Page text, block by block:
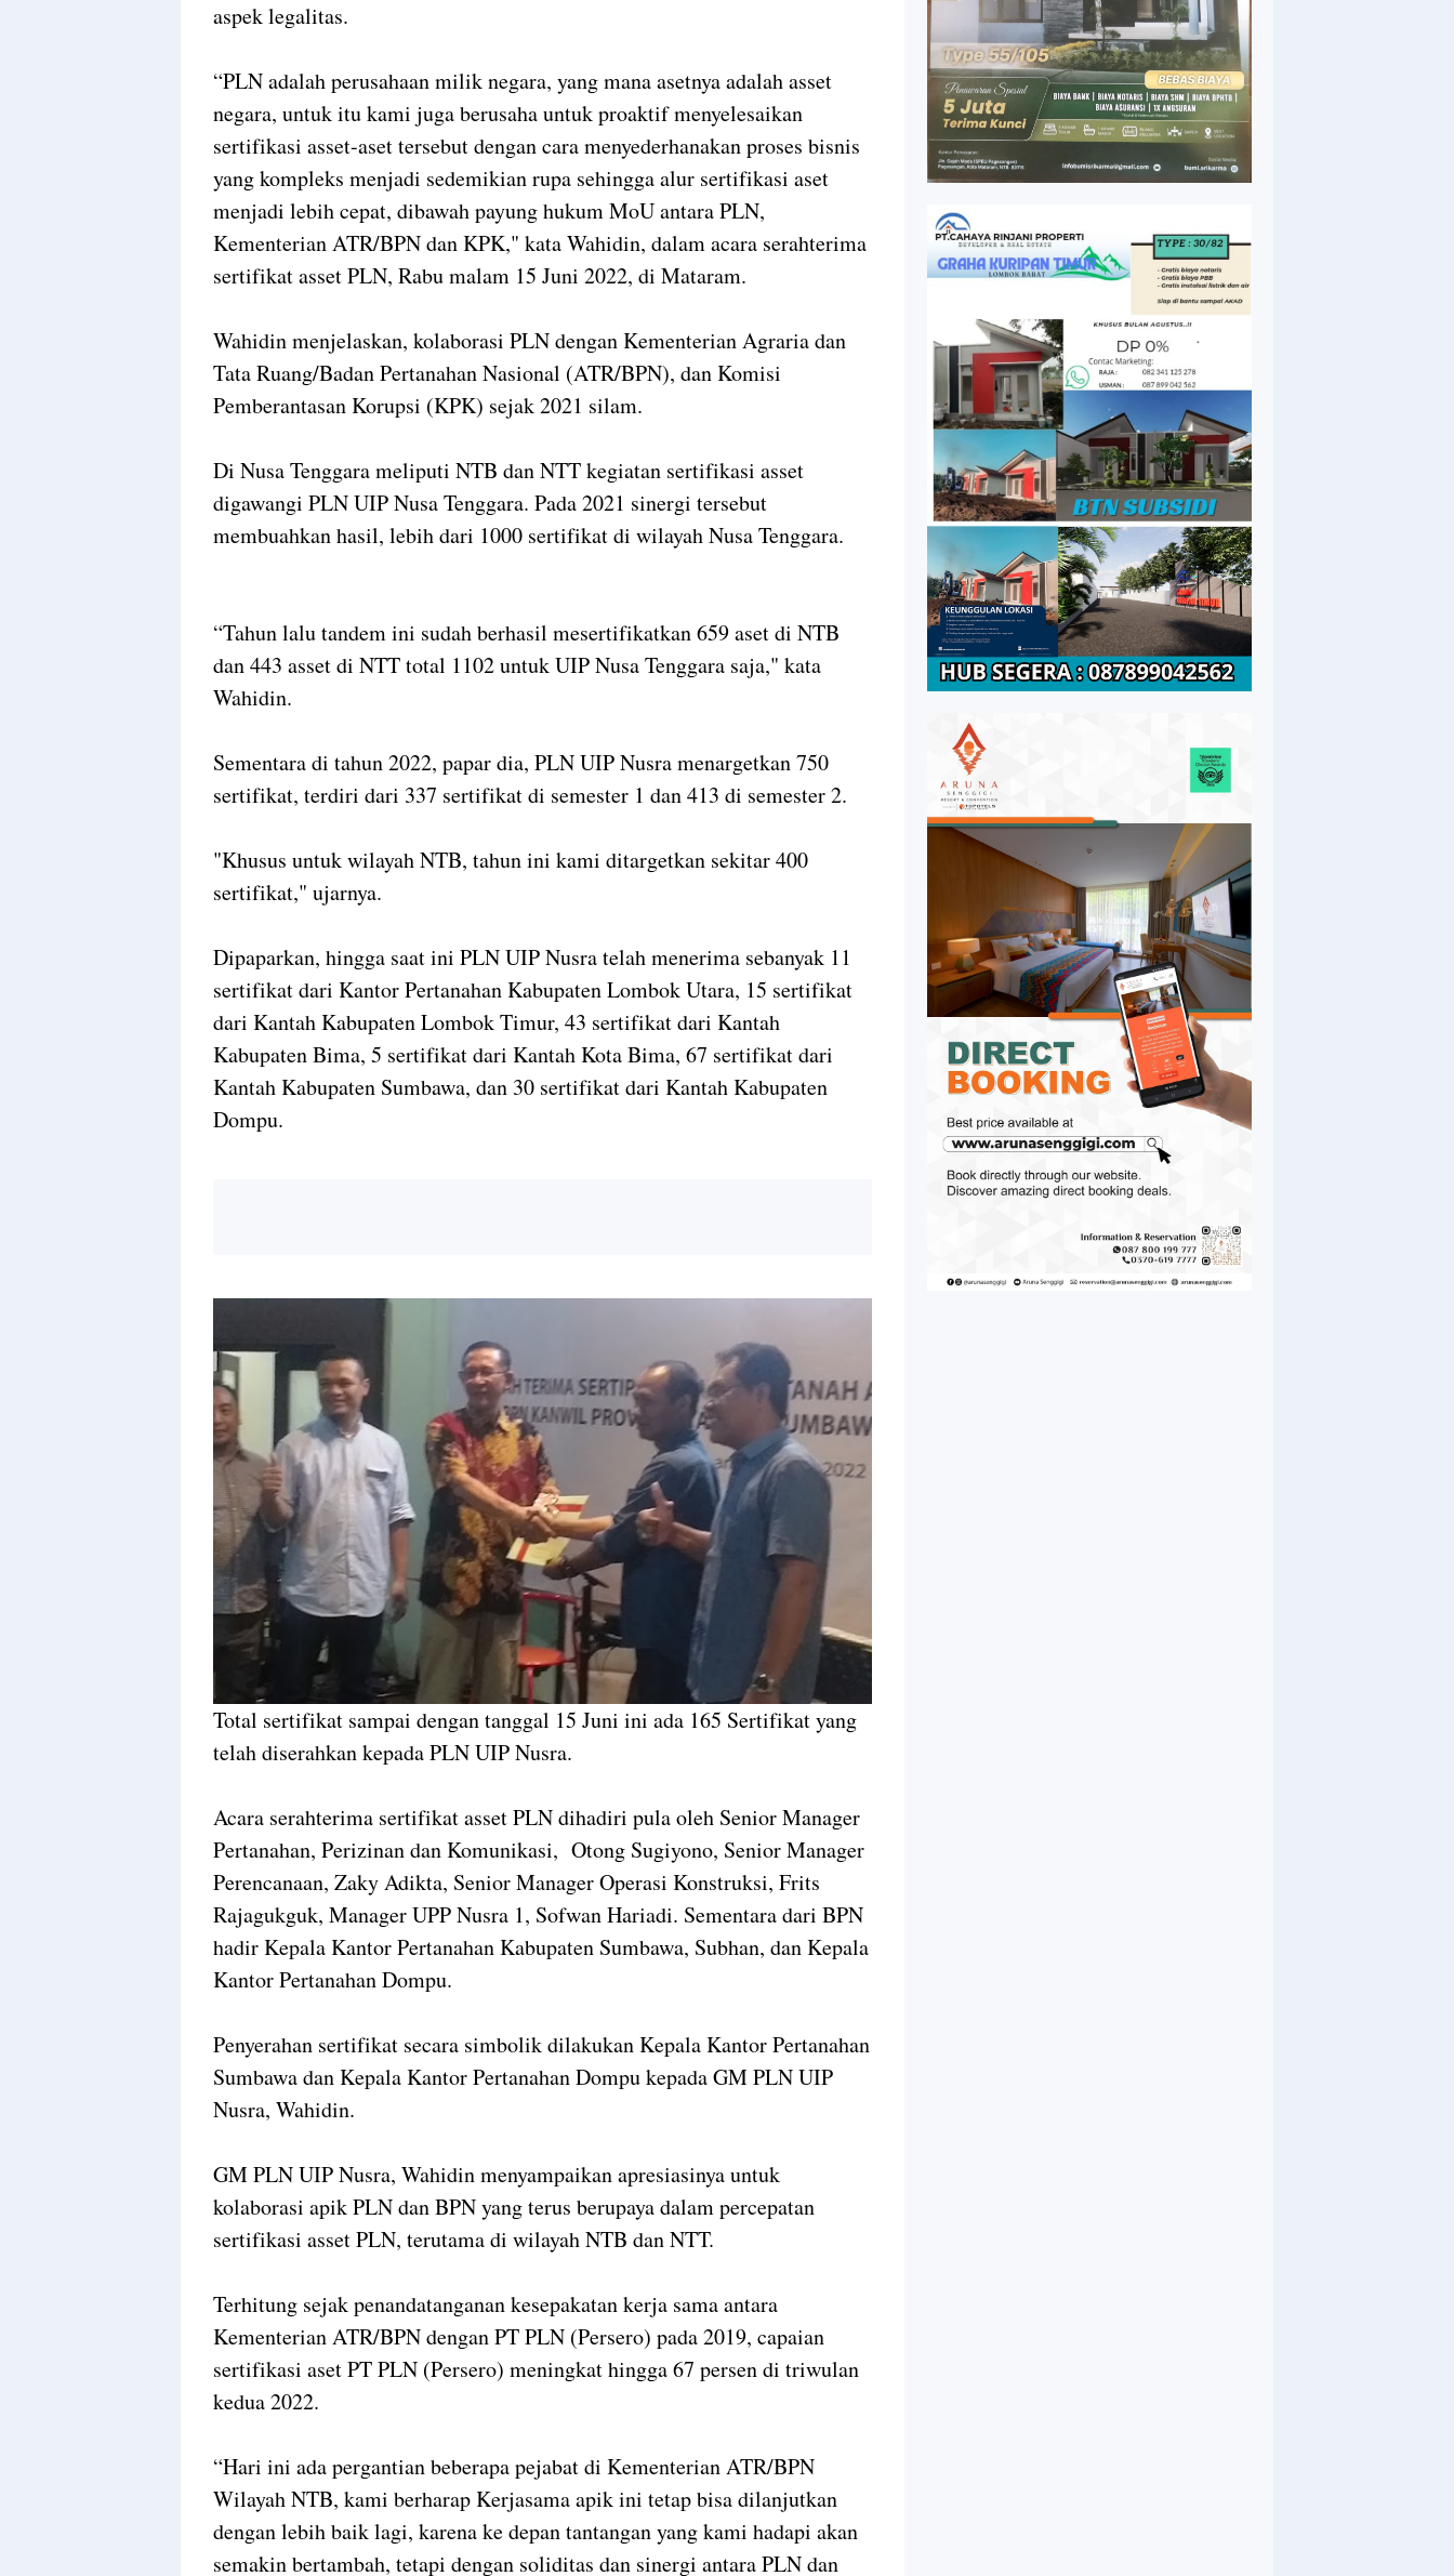
aspek legalitas.
“PLN adalah perusahaan milik negara, yang mana asetnya adalah asset
negara, untuk itu kami juga berusaha untuk proaktif menyelesaikan
sertifikasi asset-aset tersebut dengan cara menyederhanakan proses bisnis
yang kompleks menjadi sedemikian rupa sehingga alur sertifikasi aset
menjadi lebih cepat, dibawah payung hukum MoU antara PLN,
Kementerian ATR/BPN dan KPK," kata Wahidin, dalam acara serahterima
sertifikat asset PLN, Rabu malam 15 Juni 2022, di Mataram.
Wahidin menjelaskan, kolaborasi PLN dengan Kementerian Agraria dan
Tata Ruang/Badan Pertanahan Nasional (ATR/BPN), dan Komisi
Pemberantasan Korupsi (KPK) sejak 2021 silam.
Di Nusa Tenggara meliputi NTB dan NTT kegiatan sertifikasi asset
digawangi PLN UIP Nusa Tenggara. Pada 2021 sinergi tersebut
membuahkan hasil, lebih dari 1000 sertifikat di wilayah Nusa Tenggara.
“Tahun lalu tandem ini sudah berhasil mesertifikatkan 659 aset di NTB
dan 443 asset di NTT total 1102 untuk UIP Nusa Tenggara saja," kata
Wahidin.
Sementara di tahun 2022, papar dia, PLN UIP Nusra menargetkan 750
sertifikat, terdiri dari 337 sertifikat di semester 1 dan 413 di semester 2.
"Khusus untuk wilayah NTB, tahun ini kami ditargetkan sekitar 400
sertifikat," ujarnya.
Dipaparkan, hingga saat ini PLN UIP Nusra telah menerima sebanyak 11
sertifikat dari Kantor Pertanahan Kabupaten Lombok Utara, 15 sertifikat
dari Kantah Kabupaten Lombok Timur, 43 sertifikat dari Kantah
Kabupaten Bima, 5 sertifikat dari Kantah Kota Bima, 67 sertifikat dari
Kantah Kabupaten Sumbawa, dan 30 sertifikat dari Kantah Kabupaten
Dompu.
Total sertifikat sampai dengan tanggal 15 Juni ini ada 165 Sertifikat yang
telah diserahkan kepada PLN UIP Nusra.
Acara serahterima sertifikat asset PLN dihadiri pula oleh Senior Manager
Pertanahan, Perizinan dan Komunikasi, Otong Sugiyono, Senior Manager
Perencanaan, Zaky Adikta, Senior Manager Operasi Konstruksi, Frits
Rajagukguk, Manager UPP Nusra 1, Sofwan Hariadi. Sementara dari BPN
hadir Kepala Kantor Pertanahan Kabupaten Sumbawa, Subhan, dan Kepala
Kantor Pertanahan Dompu.
Penyerahan sertifikat secara simbolik dilakukan Kepala Kantor Pertanahan
Sumbawa dan Kepala Kantor Pertanahan Dompu kepada GM PLN UIP
Nusra, Wahidin.
GM PLN UIP Nusra, Wahidin menyampaikan apresiasinya untuk
kolaborasi apik PLN dan BPN yang terus berupaya dalam percepatan
sertifikasi asset PLN, terutama di wilayah NTB dan NTT.
Terhitung sejak penandatanganan kesepakatan kerja sama antara
Kementerian ATR/BPN dengan PT PLN (Persero) pada 2019, capaian
sertifikasi aset PT PLN (Persero) meningkat hingga 67 persen di triwulan
kedua 2022.
“Hari ini ada pergantian beberapa pejabat di Kementerian ATR/BPN
Wilayah NTB, kami berharap Kerjasama apik ini tetap bisa dilanjutkan
dengan lebih baik lagi, karena ke depan tantangan yang kami hadapi akan
semakin bertambah, tetapi dengan soliditas dan sinergi antara PLN dan